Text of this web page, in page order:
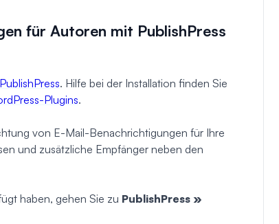
für Autoren mit PublishPress
PublishPress. Hilfe bei der Installation finden Sie
Plugins.
von E-Mail-Benachrichtigungen für Ihre
und zusätzliche Empfänger neben den
haben, gehen Sie zu PublishPress »